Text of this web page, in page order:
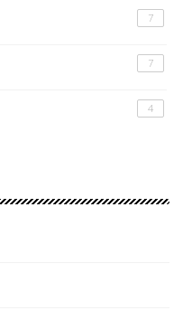
7
7
4